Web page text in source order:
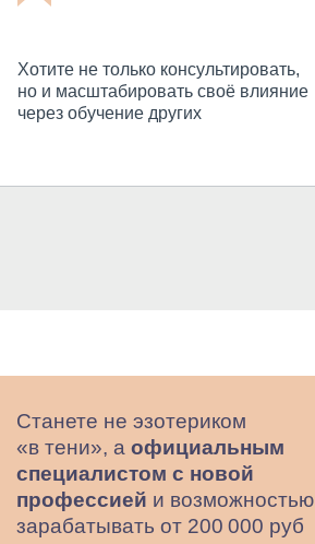
Хотите не только консультировать,
но и масштабировать своё влияние
через обучение других
Станете не эзотериком
«в тени», а официальным
специалистом с новой
профессией и возможностью
зарабатывать от 200 000 руб